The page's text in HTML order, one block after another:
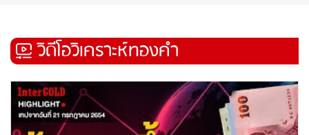
วิดีโอวิเคราะห์ทองคำ